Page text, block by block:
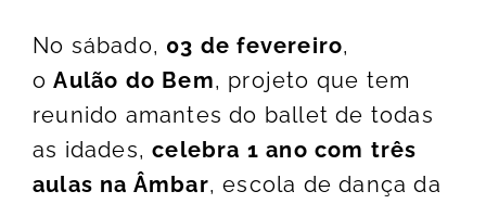
No sábado, 03 de fevereiro,
oAulão do Bem, projeto que tem
reunido amantes do ballet de todas
as idades,celebra 1 ano com três
aulas na Âmbar, escola de dança da